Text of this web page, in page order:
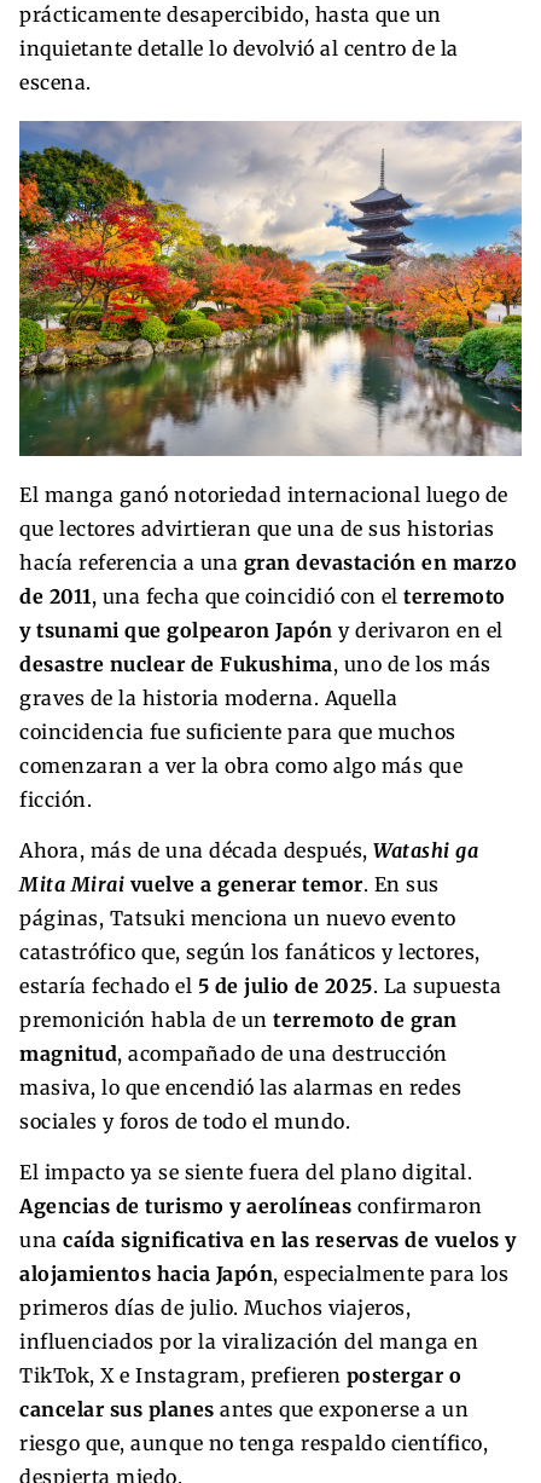
prácticamente desapercibido, hasta que un
inquietante detalle lo devolvió al centro de la
escena.
El manga ganó notoriedad internacional luego de
que lectores advirtieran que una de sus historias
hacía referencia a una gran devastación en marzo
de 2011, una fecha que coincidió con el terremoto
y tsunami que golpearon Japón y derivaron en el
desastre nuclear de Fukushima, uno de los más
graves de la historia moderna. Aquella
coincidencia fue suficiente para que muchos
comenzaran a ver la obra como algo más que
ficción.
Ahora, más de una década después, Watashi ga
Mita Mirai vuelve a generar temor. En sus
páginas, Tatsuki menciona un nuevo evento
catastrófico que, según los fanáticos y lectores,
estaría fechado el 5 de julio de 2025. La supuesta
premonición habla de un terremoto de gran
magnitud, acompañado de una destrucción
masiva, lo que encendió las alarmas en redes
sociales y foros de todo el mundo.
El impacto ya se siente fuera del plano digital.
Agencias de turismo y aerolíneas confirmaron
una caída significativa en las reservas de vuelos y
alojamientos hacia Japón, especialmente para los
primeros días de julio. Muchos viajeros,
influenciados por la viralización del manga en
TikTok, X e Instagram, prefieren postergar o
cancelar sus planes antes que exponerse a un
riesgo que, aunque no tenga respaldo científico,
despierta miedo.